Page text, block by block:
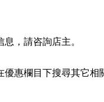
，請咨詢店主。
優惠欄目下搜尋其它相